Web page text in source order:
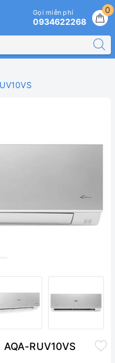
0
Gọi miễn phí
0934622268
RUV10VS